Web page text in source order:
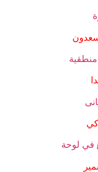
سعدون
في لوحة